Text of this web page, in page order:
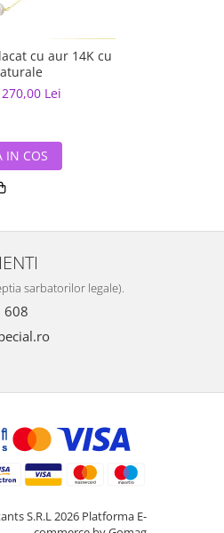
cu aur 14K cu
270,00 Lei
IN COS
sarbatorilor legale).
608
S.R.L 2026 Platforma E-